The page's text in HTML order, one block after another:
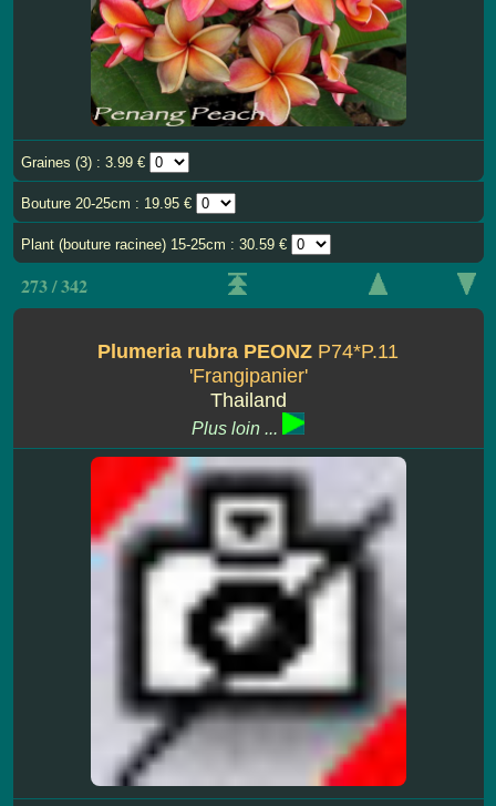
Graines (3) : 3.99 €
Bouture 20-25cm : 19.95 €
Plant (bouture racinee) 15-25cm : 30.59 €
273 / 342
Plumeria rubra PEONZ P74*P.11
'Frangipanier'
Thailand
Plus loin ...